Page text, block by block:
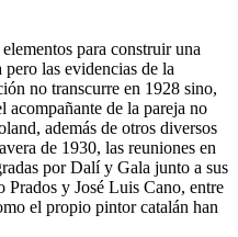
para construir una
las evidencias de la
no transcurre en 1928 sino,
acompañante de la pareja no
además de otros diversos
de 1930, las reuniones en
por Dalí y Gala junto a sus
y José Luis Cano, entre
el propio pintor catalán han